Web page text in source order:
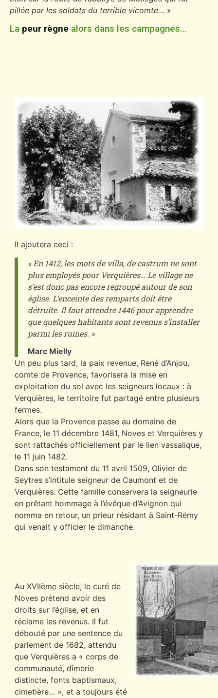
pillée par les soldats du terrible vicomte… »
La peur règne alors dans les campagnes…
Il ajoutera ceci :
« En 1412, les mots de villa, de castrum ne sont
plus employés pour Verquières… Le village ne
s’est donc pas encore regroupé autour de son
église. L’enceinte des remparts doit être
détruite. Il faut attendre 1446 pour apprendre
que quelques habitants sont revenus s’installer
parmi les ruines. »
Marc Mielly
Un peu plus tard, la paix revenue, René d’Anjou,
comte de Provence, favorisera la mise en
exploitation du sol avec les seigneurs locaux : à
Verquières, le territoire fut partagé entre plusieurs
fermes.
Alors que la Provence passe au domaine de
France, le 11 décembre 1481, Noves et Verquières y
sont rattachés officiellement par le lien vassalique,
le 11 juin 1482.
Dans son testament du 11 avril 1509, Olivier de
Seytres s’intitule seigneur de Caumont et de
Verquières. Cette famille conservera la seigneurie
en prêtant hommage à l’évêque d’Avignon qui
nomma en retour, un prieur résidant à Saint-Rémy
qui venait y officier le dimanche.
Au XVIIème siècle, le curé de
Noves prétend avoir des
droits sur l’église, et en
réclame les revenus. Il fut
débouté par une sentence du
parlement de 1682, attendu
que Verquières a « corps de
communauté, dîmerie
distincte, fonts baptismaux,
cimetière… », et a toujours été